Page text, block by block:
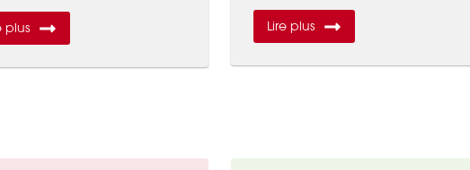
plus Lire plus